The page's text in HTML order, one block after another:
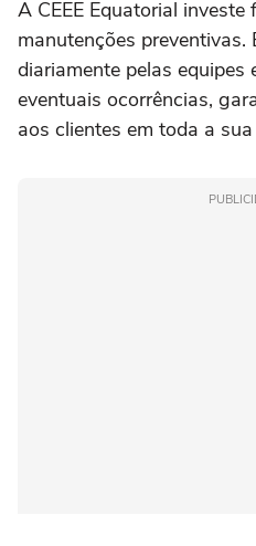
A CEEE Equatorial investe
manutenções preventivas.
diariamente pelas
eventuais ocorrências,
aos clientes em toda a